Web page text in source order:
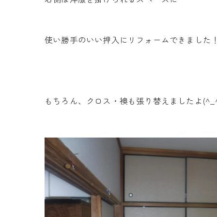
使い勝手のいい押入にリフォームできました
もちろん、クロス・襖も張り替えましたよ